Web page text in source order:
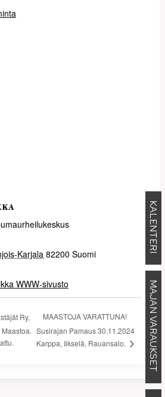
KALENTERI
MAJAN VARAUKSET
Karjala 82200 Suomi
WWW-sivusto
Ry,
MAASTOJA VARATTUNA!
Susirajan Pamaus 30.11.2024
Karppa, Iikselä, Rauansalo.